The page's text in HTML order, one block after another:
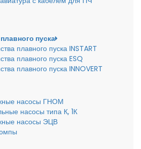
пуска
плавного пуска INSTART
плавного пуска ESQ
плавного пуска INNOVERT
насосы ГНОМ
насосы типа К, 1К
насосы ЭЦВ